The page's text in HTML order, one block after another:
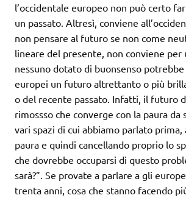
l’occidentale europeo non può certo
un passato. Altresì, conviene
non pensare al futuro se non come
lineare del presente, non conviene per
nessuno dotato di buonsenso
europei un futuro altrettanto o più
o del recente passato. Infatti, il futuro
rimossso che converge con la paura
vari spazi di cui abbiamo parlato prima,
paura e quindi cancellando proprio lo
che dovrebbe occuparsi di questo
sarà?”. Se provate a parlare a gli
trenta anni, cosa che stanno facendo